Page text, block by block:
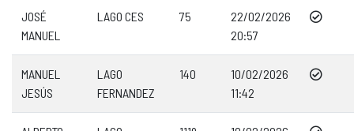
JOSÉ
MANUEL
LAGO CES 75
22/02/2026
20:57
MANUEL
JESÚS
LAGO
FERNANDEZ
140
10/02/2026
11:42